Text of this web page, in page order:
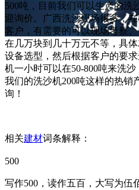
500吨，目前我们可以生产的洗
迎询价。广西洗沙现场很多，
客户，有需要的可以现场考察
在几万块到几十万元不等，具
设备选型，然后根据客户的要
机一小时可以在50-800吨来洗
我们的洗沙机200吨这样的热销
询！
相关建材词条解释：
500
写作500，读作五百，大写为伍